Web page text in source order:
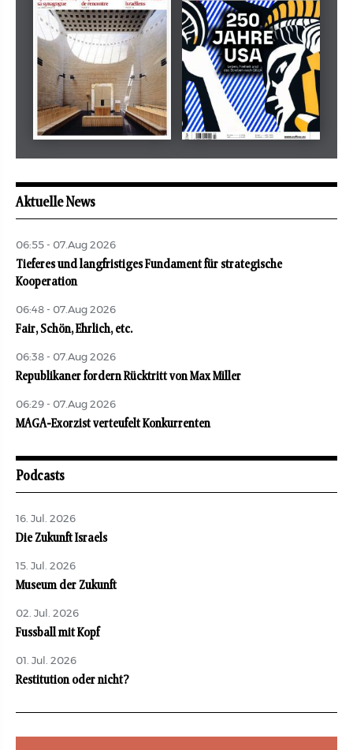
revue juive aufbau
Aktuelle News
06:55 - 07.Aug 2026
Tieferes und langfristiges Fundament für strategische
Kooperation
06:48 - 07.Aug 2026
Fair, Schön, Ehrlich, etc.
06:38 - 07.Aug 2026
Republikaner fordern Rücktritt von Max Miller
06:29 - 07.Aug 2026
MAGA-Exorzist verteufelt Konkurrenten
Podcasts
16. Jul. 2026
Die Zukunft Israels
15. Jul. 2026
Museum der Zukunft
02. Jul. 2026
Fussball mit Kopf
01. Jul. 2026
Restitution oder nicht?